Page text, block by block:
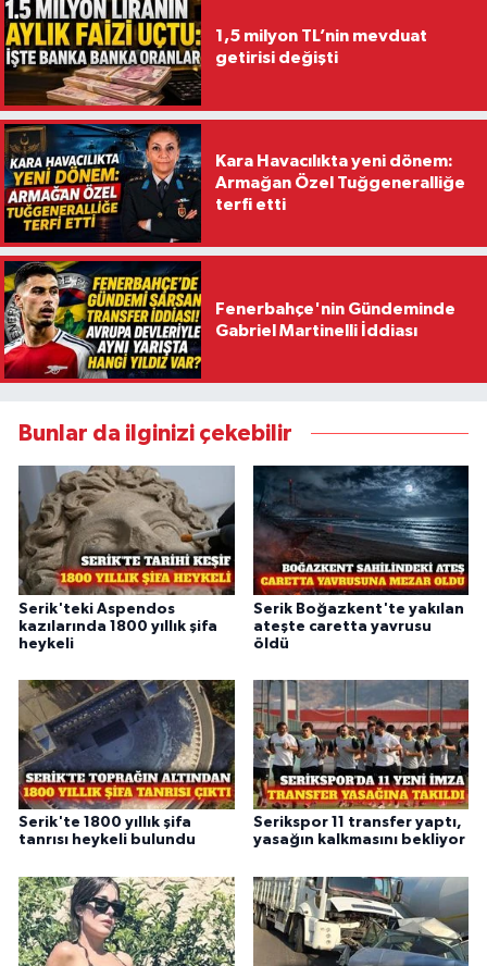
1,5 milyon TL’nin mevduat
getirisi değişti
Kara Havacılıkta yeni dönem:
Armağan Özel Tuğgeneralliğe
terfi etti
Fenerbahçe'nin Gündeminde
Gabriel Martinelli İddiası
Bunlar da ilginizi çekebilir
Serik'teki Aspendos
kazılarında 1800 yıllık şifa
heykeli
Serik Boğazkent'te yakılan
ateşte caretta yavrusu
öldü
Serik'te 1800 yıllık şifa
tanrısı heykeli bulundu
Serikspor 11 transfer yaptı,
yasağın kalkmasını bekliyor